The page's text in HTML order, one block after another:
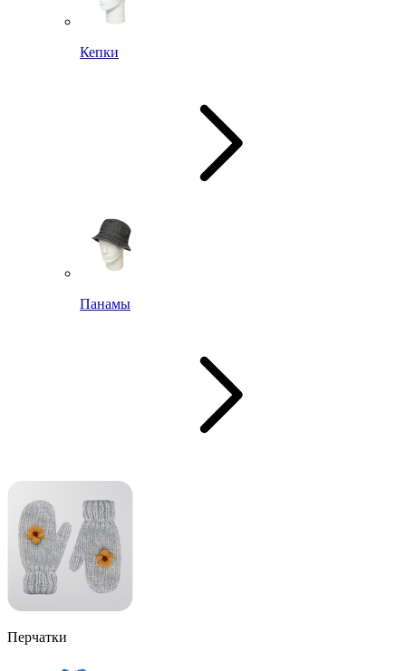
Кепки
Панамы
Перчатки